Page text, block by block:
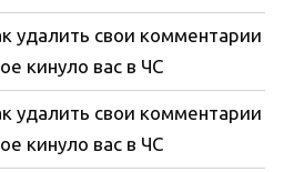
удалить свои комментарии
кинуло вас в ЧС
удалить свои комментарии
кинуло вас в ЧС